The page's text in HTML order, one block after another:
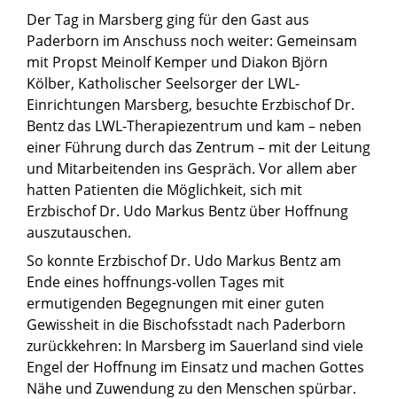
Der Tag in Marsberg ging für den Gast aus
Paderborn im Anschuss noch weiter: Gemeinsam
mit Propst Meinolf Kemper und Diakon Björn
Kölber, Katholischer Seelsorger der LWL-
Einrichtungen Marsberg, besuchte Erzbischof Dr.
Bentz das LWL-Therapiezentrum und kam – neben
einer Führung durch das Zentrum – mit der Leitung
und Mitarbeitenden ins Gespräch. Vor allem aber
hatten Patienten die Möglichkeit, sich mit
Erzbischof Dr. Udo Markus Bentz über Hoffnung
auszutauschen.
So konnte Erzbischof Dr. Udo Markus Bentz am
Ende eines hoffnungs-vollen Tages mit
ermutigenden Begegnungen mit einer guten
Gewissheit in die Bischofsstadt nach Paderborn
zurückkehren: In Marsberg im Sauerland sind viele
Engel der Hoffnung im Einsatz und machen Gottes
Nähe und Zuwendung zu den Menschen spürbar.